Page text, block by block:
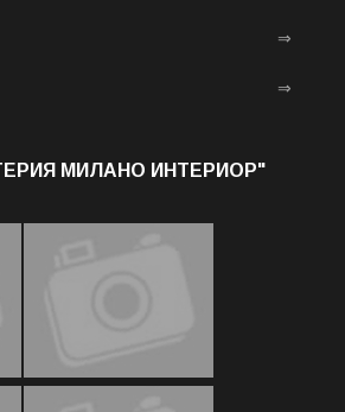
⇒
⇒
МИЛАНО ИНТЕРИОР"